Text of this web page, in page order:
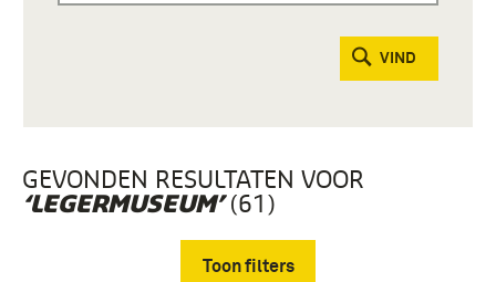
VIND
GEVONDEN RESULTATEN VOOR
‘LEGERMUSEUM’(61)
Toon filters